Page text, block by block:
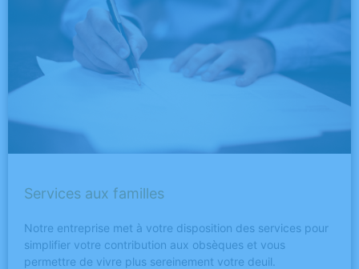
Services aux familles
Notre entreprise met à votre disposition des services pour
simplifier votre contribution aux obsèques et vous
permettre de vivre plus sereinement votre deuil.